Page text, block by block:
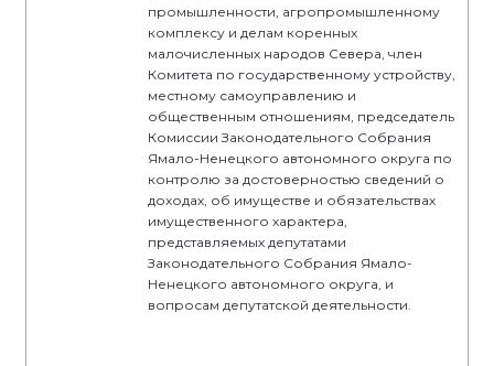
промышленности, агропромышленному
комплексу и делам коренных
малочисленных народов Севера, член
Комитета по государственному устройству,
местному самоуправлению и
общественным отношениям, председатель
Комиссии Законодательного Собрания
Ямало-Ненецкого автономного округа по
контролю за достоверностью сведений о
доходах, об имуществе и обязательствах
имущественного характера,
представляемых депутатами
Законодательного Собрания Ямало-
Ненецкого автономного округа, и
вопросам депутатской деятельности.